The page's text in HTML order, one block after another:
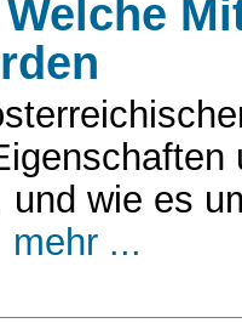
und wie es
mehr ...